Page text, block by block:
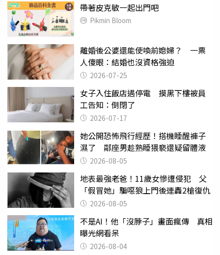
帶著皮克敏一起出門吧
Pikmin Bloom
離婚後公婆還能使喚前媳婦？ 一票
人傻眼：結婚也沒資格強迫
2026-07-25
女子入住飯店遇停電 摸黑下樓被員
工告知：倒閉了
2026-07-17
她公開恐怖飛行經歷！搭機睡醒褲子
濕了 鄰座男趁熟睡猥褻還疑留體液
2026-08-05
地表最強老爸！11歲女慘遭侵犯 父
「假冒她」騙噁狼上門後連轟2槍復仇
2026-08-05
不是AI！他「沒脖子」畫面瘋傳 真相
曝光網看呆
2026-08-04